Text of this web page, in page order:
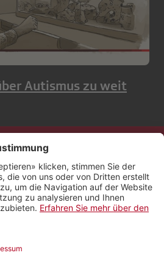
Autismus zu weit